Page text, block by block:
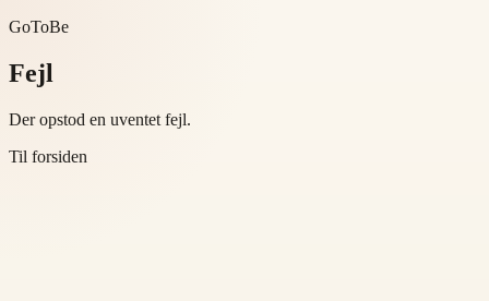
GoToBe
Fejl
Der opstod en uventet fejl.
Til forsiden